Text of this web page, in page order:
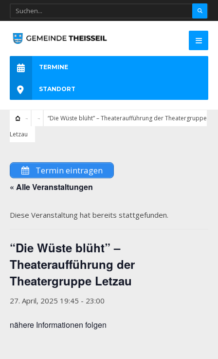
TERMINE
STANDORT
“Die Wüste blüht” – Theateraufführung der Theatergruppe
Letzau
Termin eintragen
« Alle Veranstaltungen
Diese Veranstaltung hat bereits stattgefunden.
“Die Wüste blüht” –
Theateraufführung der
Theatergruppe Letzau
27. April, 2025 19:45 - 23:00
nähere Informationen folgen